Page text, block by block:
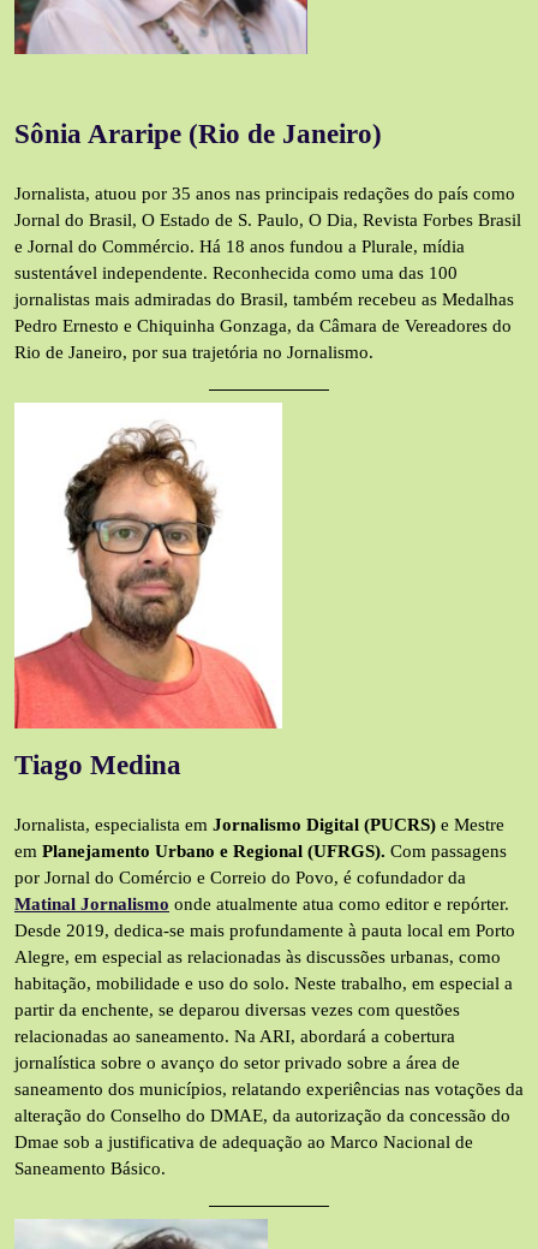
Sônia Araripe (Rio de Janeiro)
Jornalista, atuou por 35 anos nas principais redações do país como
Jornal do Brasil, O Estado de S. Paulo, O Dia, Revista Forbes Brasil
e Jornal do Commércio. Há 18 anos fundou a Plurale, mídia
sustentável independente. Reconhecida como uma das 100
jornalistas mais admiradas do Brasil, também recebeu as Medalhas
Pedro Ernesto e Chiquinha Gonzaga, da Câmara de Vereadores do
Rio de Janeiro, por sua trajetória no Jornalismo.
Tiago Medina
Jornalista, especialista em Jornalismo Digital (PUCRS) e Mestre
em Planejamento Urbano e Regional (UFRGS). Com passagens
por Jornal do Comércio e Correio do Povo, é cofundador da
Matinal Jornalismo onde atualmente atua como editor e repórter.
Desde 2019, dedica-se mais profundamente à pauta local em Porto
Alegre, em especial as relacionadas às discussões urbanas, como
habitação, mobilidade e uso do solo. Neste trabalho, em especial a
partir da enchente, se deparou diversas vezes com questões
relacionadas ao saneamento. Na ARI, abordará a cobertura
jornalística sobre o avanço do setor privado sobre a área de
saneamento dos municípios, relatando experiências nas votações da
alteração do Conselho do DMAE, da autorização da concessão do
Dmae sob a justificativa de adequação ao Marco Nacional de
Saneamento Básico.